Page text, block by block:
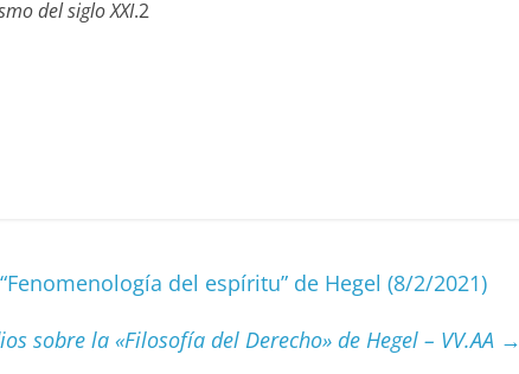
del siglo XXI.2
del espíritu” de Hegel (8/2/2021)
sobre la «Filosofía del Derecho» de Hegel – VV.AA →